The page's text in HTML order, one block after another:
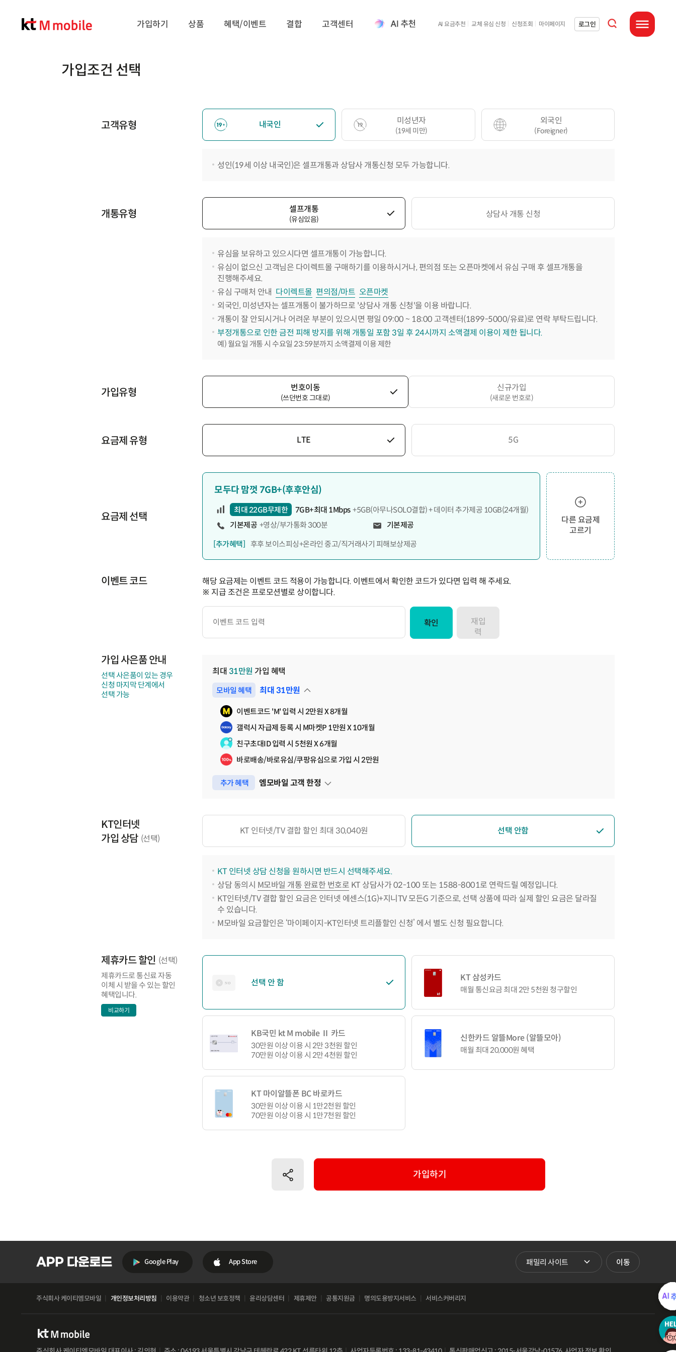
가입하기 상품 혜택/이벤트 결합 고객센터 AI 요금추천 교체 유심 신청 신청조회 마이페이지 로그인
통합검색 열기
전체메뉴 열기
가입조건 선택
고객유형 내국인 미성년자
(19세 미만)
외국인
(Foreigner)
성인(19세 이상 내국인)은 셀프개통과 상담사 개통신청 모두 가능합니다.
개통유형 셀프개통
(유심있음) 상담사 개통 신청
유심을 보유하고 있으시다면 셀프개통이 가능합니다.
유심이 없으신 고객님은 다이렉트몰 구매하기를 이용하시거나, 편의점 또는 오픈마켓에서 유심 구매 후 셀프개통을
진행해주세요.
유심 구매처 안내 다이렉트몰 편의점/마트 오픈마켓
외국인, 미성년자는 셀프개통이 불가하므로 '상담사 개통 신청'을 이용 바랍니다.
개통이 잘 안되시거나 어려운 부분이 있으시면 평일 09:00 ~ 18:00 고객센터(1899-5000/유료)로 연락 부탁드립니다.
부정개통으로 인한 금전 피해 방지를 위해 개통일 포함 3일 후 24시까지 소액결제 이용이 제한 됩니다.
예) 월요일 개통 시 수요일 23:59분까지 소액결제 이용 제한
가입유형 번호이동
(쓰던번호 그대로)
신규가입
(새로운 번호로)
요금제 유형 LTE 5G
요금제 선택
모두다 맘껏 7GB+(후후안심)
최대 22GB무제한 7GB+최대 1Mbps +5GB(아무나SOLO결합) + 데이터 추가제공 10GB(24개월)
기본제공 +영상/부가통화 300분
기본제공
[추가혜택]
후후 보이스피싱+온라인 중고/직거래사기 피해보상제공
다른 요금제
고르기
이벤트 코드
해당 요금제는 이벤트 코드 적용이 가능합니다. 이벤트에서 확인한 코드가 있다면 입력 해 주세요.
※ 지급 조건은 프로모션별로 상이합니다.
이
확인
재입
력
가입 사은품 안내
선택 사은품이 있는 경우
신청 마지막 단계에서
선택 가능
최대 31만원 가입 혜택
모바일 혜택 최대 31만원
펼쳐보기
이벤트코드 'M' 입력 시 2만원 X 8개월
갤럭시 자급제 등록 시 M마켓P 1만원 X 10개월
친구초대ID 입력 시 5천원 X 6개월
바로배송/바로유심/쿠팡유심으로 가입 시 2만원
추가 혜택 엠모바일 고객 한정
펼쳐보기
KT인터넷
가입 상담 (선택)
KT 인터넷/TV 결합 할인 최대 30,040원 선택 안함
KT 인터넷 상담 신청을 원하시면 반드시 선택해주세요.
상담 동의시 M모바일 개통 완료한 번호로 KT 상담사가 02-100 또는 1588-8001로 연락드릴 예정입니다.
KT인터넷/TV 결합 할인 요금은 인터넷 에센스(1G)+지니TV 모든G 기준으로, 선택 상품에 따라 실제 할인 요금은 달라질
수 있습니다.
M모바일 요금할인은 ‘마이페이지-KT인터넷 트리플할인 신청’ 에서 별도 신청 필요합니다.
제휴카드 할인 (선택)
제휴카드로 통신료 자동
이체 시 받을 수 있는 할인
혜택입니다.
비교하기
선택 안 함 KT 삼성카드
매월 통신요금 최대 2만 5천원 청구할인
KB국민 kt M mobile Ⅱ 카드
30만원 이상 이용 시 2만 3천원 할인
70만원 이상 이용 시 2만 4천원 할인
신한카드 알뜰More (알뜰모아)
매월 최대 20,000원 혜택
KT 마이알뜰폰 BC 바로카드
30만원 이상 이용 시 1만2천원 할인
70만원 이상 이용 시 1만7천원 할인
공유하기 가입하기
Google Play App Store 패밀리 사이트 바로가기
이동
주식회사 케이티엠모바일 개인정보처리방침 이용약관 청소년 보호정책 윤리상담센터 제휴제안 공통지원금 명의도용방지서비스 서비스커버리지